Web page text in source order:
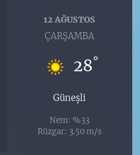
12 AĞUSTOS
ÇARŞAMBA
28°
Güneşli
Nem: %33
Rüzgar: 3.50 m/s